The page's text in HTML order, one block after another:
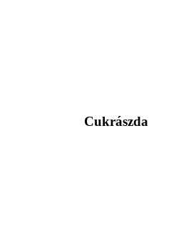
Cukrászda